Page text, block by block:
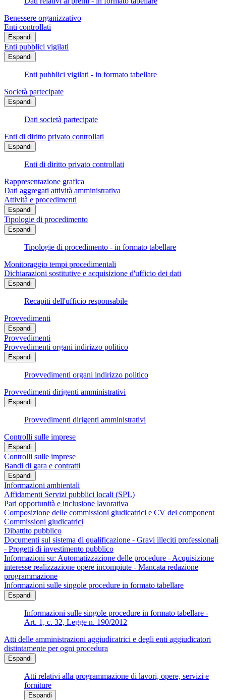
Benessere organizzativo
Enti controllati
Espandi
Enti pubblici vigilati
Espandi
Enti pubblici vigilati - in formato tabellare
Società partecipate
Espandi
Dati società partecipate
Enti di diritto privato controllati
Espandi
Enti di diritto privato controllati
Rappresentazione grafica
Dati aggregati attività amministrativa
Attività e procedimenti
Espandi
Tipologie di procedimento
Espandi
Tipologie di procedimento - in formato tabellare
Monitoraggio tempi procedimentali
Dichiarazioni sostitutive e acquisizione d'ufficio dei dati
Espandi
Recapiti dell'ufficio responsabile
Provvedimenti
Espandi
Provvedimenti
Provvedimenti organi indirizzo politico
Espandi
Provvedimenti organi indirizzo politico
Provvedimenti dirigenti amministrativi
Espandi
Provvedimenti dirigenti amministrativi
Controlli sulle imprese
Espandi
Controlli sulle imprese
Bandi di gara e contratti
Espandi
Informazioni ambientali
Affidamenti Servizi pubblici locali (SPL)
Pari opportunità e inclusione lavorativa
Composizione delle commissioni giudicatrici e CV dei component
Commissioni giudicatrici
Dibattito pubblico
Documenti sul sistema di qualificazione - Gravi illeciti professionali
- Progetti di investimento pubblico
Informazioni su: Automatizzazione delle procedure - Acquisizione
interesse realizzazione opere incompiute - Mancata redazione
programmazione
Informazioni sulle singole procedure in formato tabellare
Espandi
Informazioni sulle singole procedure in formato tabellare -
Art. 1, c. 32, Legge n. 190/2012
Atti delle amministrazioni aggiudicatrici e degli enti aggiudicatori
distintamente per ogni procedura
Espandi
Atti relativi alla programmazione di lavori, opere, servizi e
forniture
Espandi